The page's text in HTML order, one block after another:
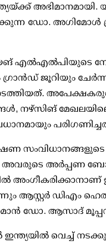
ഡോ. അഗിമോള്‍
എല്‍എല്‍പിയുടെ
ഗ്രാന്‍ഡ് ജൂറിയും
നഴ്‌സിങ് മേഖലയിലെ
സംവിധാനങ്ങളുടെ
അവരുടെ അര്‍പ്പണ
ആസ്റ്റര്‍ ഡിഎം
ഡോ. ആസാദ്
വെച്ച്